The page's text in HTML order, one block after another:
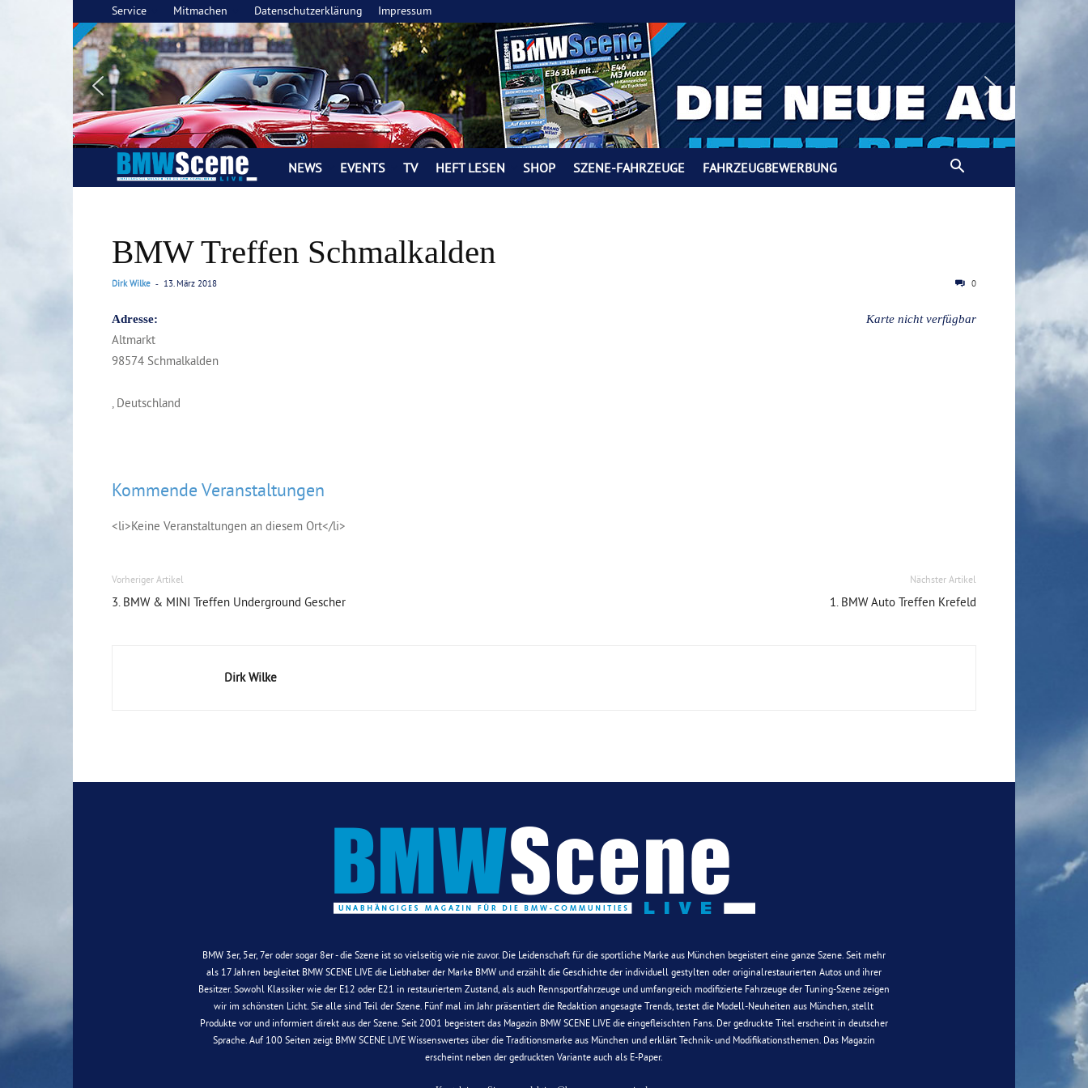
Service Mitmachen Datenschutzerklärung Impressum
BMW
NEWS EVENTS TV HEFT LESEN SHOP SZENE-FAHRZEUGE FAHRZEUGBEWERBUNG
BMW Treffen Schmalkalden
Dirk Wilke - 13. März 2018 0
Karte nicht verfügbar
Adresse:
Altmarkt
98574 Schmalkalden
, Deutschland
Kommende Veranstaltungen
<li>Keine Veranstaltungen an diesem Ort</li>
Vorheriger Artikel
3. BMW & MINI Treffen Underground Gescher
Nächster Artikel
1. BMW Auto Treffen Krefeld
Dirk Wilke
BMW 3er, 5er, 7er oder sogar 8er - die Szene ist so vielseitig wie nie zuvor. Die Leidenschaft für die sportliche Marke aus München begeistert eine ganze Szene. Seit mehr
als 17 Jahren begleitet BMW SCENE LIVE die Liebhaber der Marke BMW und erzählt die Geschichte der individuell gestylten oder originalrestaurierten Autos und ihrer
Besitzer. Sowohl Klassiker wie der E12 oder E21 in restauriertem Zustand, als auch Rennsportfahrzeuge und umfangreich modifizierte Fahrzeuge der Tuning-Szene zeigen
wir im schönsten Licht. Sie alle sind Teil der Szene. Fünf mal im Jahr präsentiert die Redaktion angesagte Trends, testet die Modell-Neuheiten aus München, stellt
Produkte vor und informiert direkt aus der Szene. Seit 2001 begeistert das Magazin BMW SCENE LIVE die eingefleischten Fans. Der gedruckte Titel erscheint in deutscher
Sprache. Auf 100 Seiten zeigt BMW SCENE LIVE Wissenswertes über die Traditionsmarke aus München und erklärt Technik- und Modifikationsthemen. Das Magazin
erscheint neben der gedruckten Variante auch als E-Paper.